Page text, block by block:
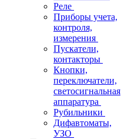
Реле
Приборы учета,
контроля,
измерения
Пускатели,
контакторы
Кнопки,
переключатели,
светосигнальная
аппаратура
Рубильники
Дифавтоматы,
УЗО